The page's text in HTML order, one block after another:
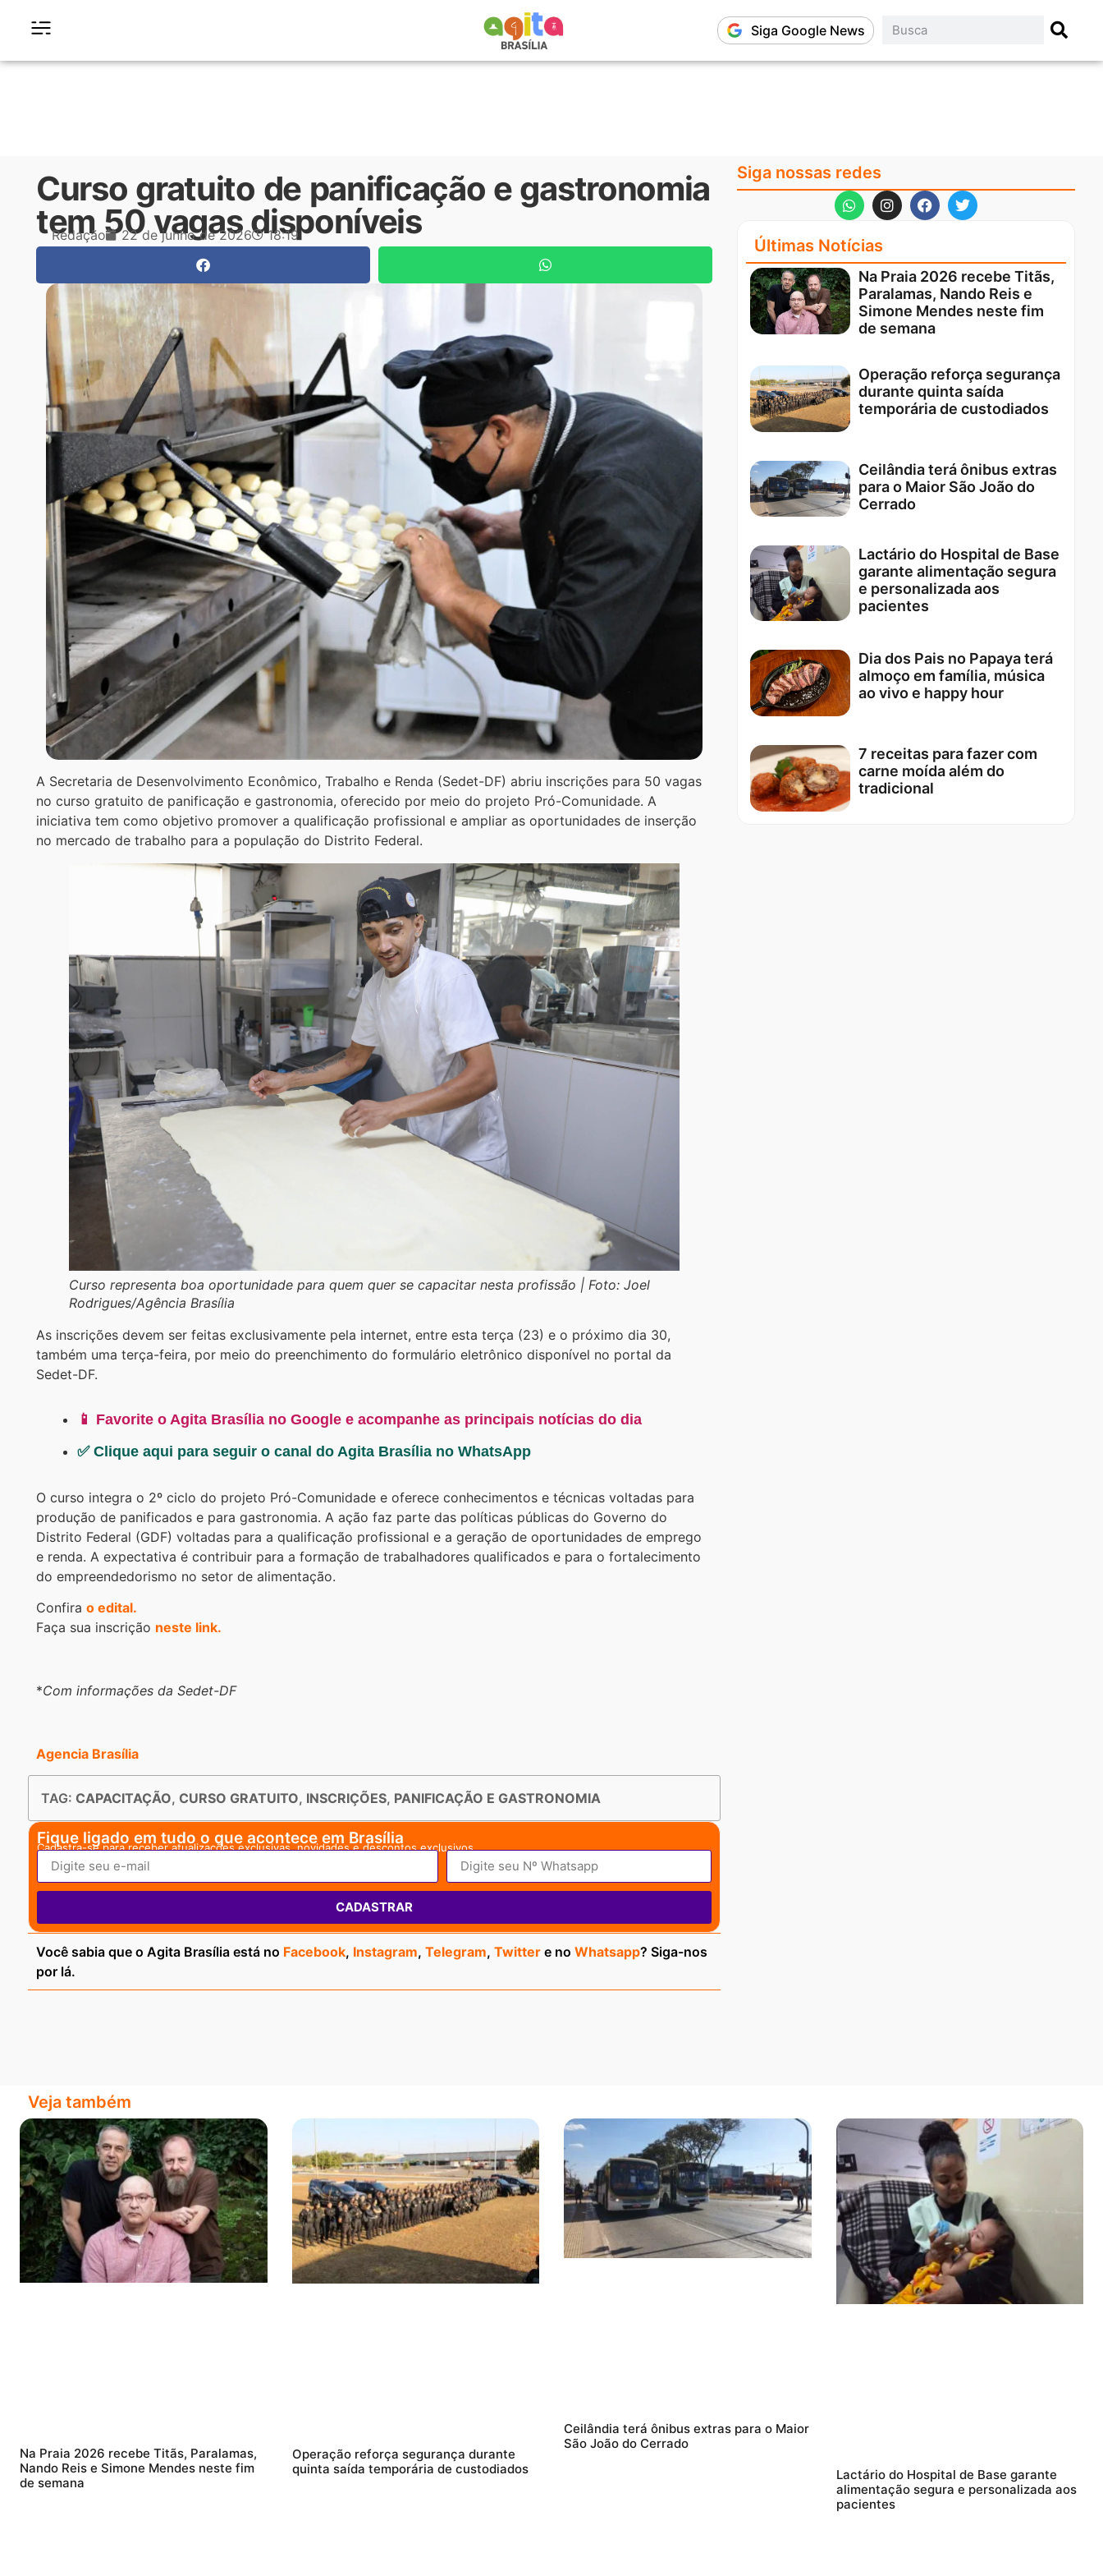
Siga Google News
Curso gratuito de panificação e gastronomia
tem 50 vagas disponíveis
Redação 22 de junho de 2026 18:19
A Secretaria de Desenvolvimento Econômico, Trabalho e Renda (Sedet-DF) abriu inscrições para 50 vagas
no curso gratuito de panificação e gastronomia, oferecido por meio do projeto Pró-Comunidade. A
iniciativa tem como objetivo promover a qualificação profissional e ampliar as oportunidades de inserção
no mercado de trabalho para a população do Distrito Federal.
Curso representa boa oportunidade para quem quer se capacitar nesta profissão | Foto: Joel
Rodrigues/Agência Brasília
As inscrições devem ser feitas exclusivamente pela internet, entre esta terça (23) e o próximo dia 30,
também uma terça-feira, por meio do preenchimento do formulário eletrônico disponível no portal da
Sedet-DF.
📱 Favorite o Agita Brasília no Google e acompanhe as principais notícias do dia
✅ Clique aqui para seguir o canal do Agita Brasília no WhatsApp
O curso integra o 2º ciclo do projeto Pró-Comunidade e oferece conhecimentos e técnicas voltadas para
produção de panificados e para gastronomia. A ação faz parte das políticas públicas do Governo do
Distrito Federal (GDF) voltadas para a qualificação profissional e a geração de oportunidades de emprego
e renda. A expectativa é contribuir para a formação de trabalhadores qualificados e para o fortalecimento
do empreendedorismo no setor de alimentação.
Confira o edital.
Faça sua inscrição neste link.
*Com informações da Sedet-DF
Agencia Brasília
TAG: CAPACITAÇÃO, CURSO GRATUITO, INSCRIÇÕES, PANIFICAÇÃO E GASTRONOMIA
Fique ligado em tudo o que acontece em Brasília
Cadastra-se para receber atualizações exclusivas, novidades e descontos exclusivos.
CADASTRAR
Você sabia que o Agita Brasília está no Facebook, Instagram, Telegram, Twitter e no Whatsapp? Siga-nos
por lá.
Siga nossas redes
Últimas Notícias
Na Praia 2026 recebe Titãs,
Paralamas, Nando Reis e
Simone Mendes neste fim
de semana
Operação reforça segurança
durante quinta saída
temporária de custodiados
Ceilândia terá ônibus extras
para o Maior São João do
Cerrado
Lactário do Hospital de Base
garante alimentação segura
e personalizada aos
pacientes
Dia dos Pais no Papaya terá
almoço em família, música
ao vivo e happy hour
7 receitas para fazer com
carne moída além do
tradicional
Veja também
Na Praia 2026 recebe Titãs, Paralamas,
Nando Reis e Simone Mendes neste fim
de semana
Operação reforça segurança durante
quinta saída temporária de custodiados
Ceilândia terá ônibus extras para o Maior
São João do Cerrado
Lactário do Hospital de Base garante
alimentação segura e personalizada aos
pacientes